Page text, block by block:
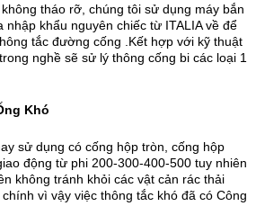
tháo rỡ, chúng tôi sử dụng máy bắn
khẩu nguyên chiếc từ ITALIA về để
tắc đường cống .Kết hợp với kỹ thuật
nghề sẽ sử lý thông cống bi các loại 1
Khó
sử dụng có cống hộp tròn, cống hộp
động từ phi 200-300-400-500 tuy nhiên
không tránh khỏi các vật cản rác thải
vì vậy việc thông tắc khó đã có Công